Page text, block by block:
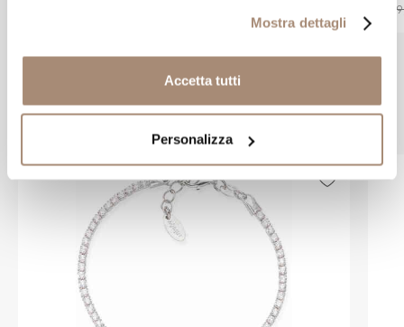
Mostra dettagli
Accetta tutti
Personalizza
€
Prodotti simili